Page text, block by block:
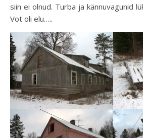
siin ei olnud. Turba ja kännuvagunid
Vot oli elu…..